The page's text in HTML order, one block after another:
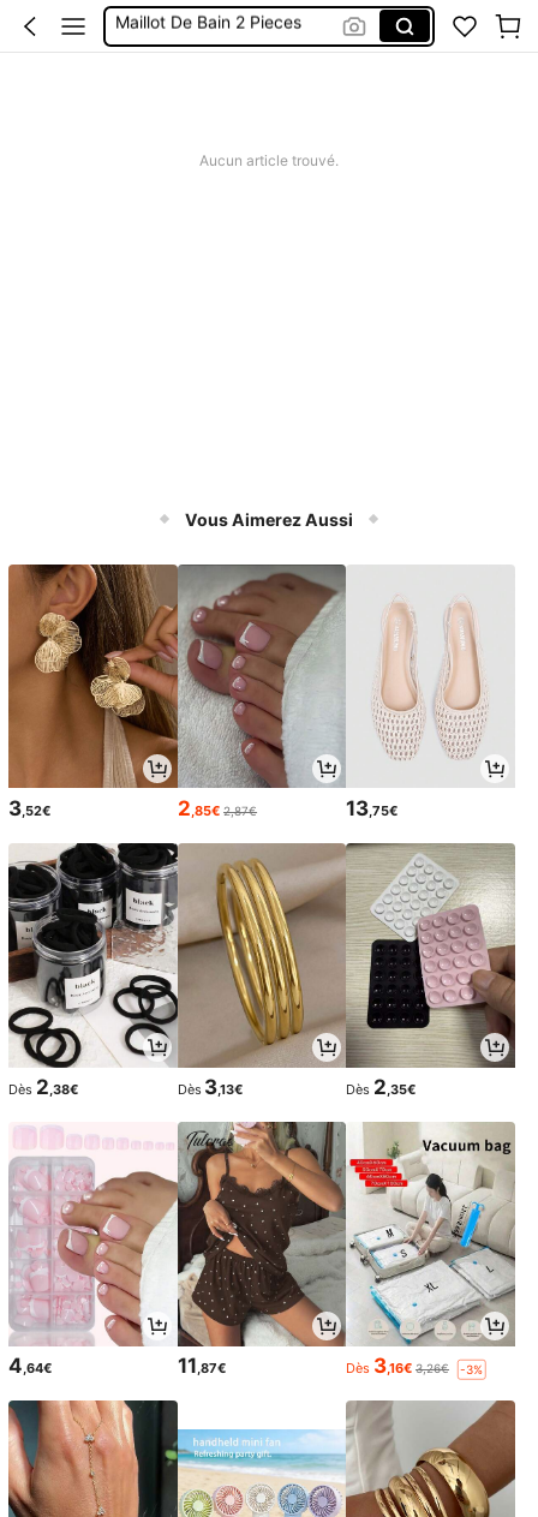
Robes Femme été
Aucun article trouvé.
Vous Aimerez Aussi
3 ,52€ 2 ,85€ 2,87€ 13 ,75€
Dès 2,38€ Dès 3,13€ Dès 2,35€
4,64€ 11,87€ Dès 3,16€ 3,26€ -3%